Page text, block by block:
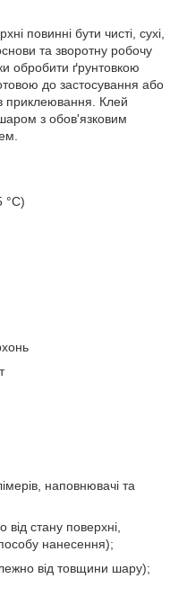
повинні бути чисті, сухі,
та зворотну робочу
обробити ґрунтовкою
до застосування або
приклеювання. Клей
з обов'язковим
°С)
наповнювачі та
стану поверхні,
нанесення);
від товщини шару);